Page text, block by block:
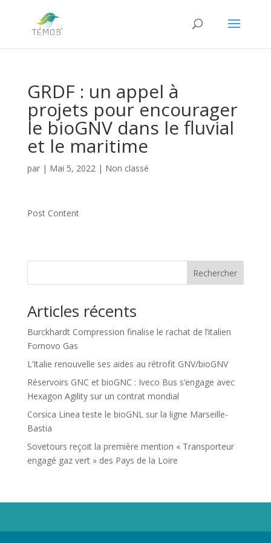
GRDF : un appel à
projets pour encourager
le bioGNV dans le fluvial
et le maritime
par | Mai 5, 2022| Non classé
Post Content
Rechercher
Articles récents
Burckhardt Compression finalise le rachat de l’italien
Fornovo Gas
L’Italie renouvelle ses aides au rétrofit GNV/bioGNV
Réservoirs GNC et bioGNC : Iveco Bus s’engage avec
Hexagon Agility sur un contrat mondial
Corsica Linea teste le bioGNL sur la ligne Marseille-
Bastia
Sovetours reçoit la première mention « Transporteur
engagé gaz vert » des Pays de la Loire
Propriété de Territoire d'Energie Lot-et-Garonne. Voir